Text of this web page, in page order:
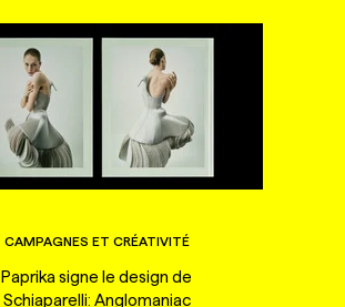
CAMPAGNES ET CRÉATIVITÉ
Paprika signe le design de
Schiaparelli: Anglomaniac